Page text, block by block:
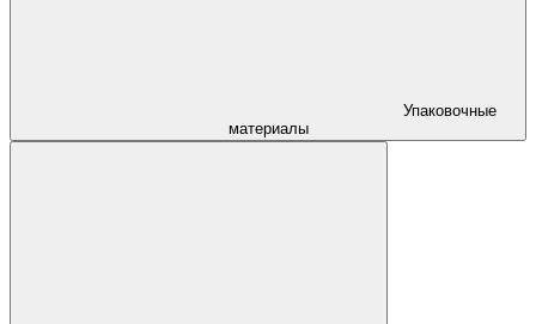
Упаковочные
материалы